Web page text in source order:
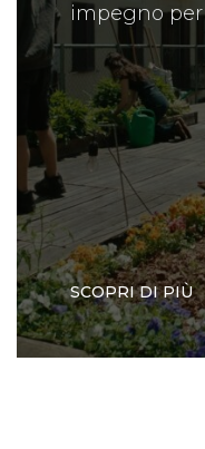
impegno
SCOPRI DI PIÙ